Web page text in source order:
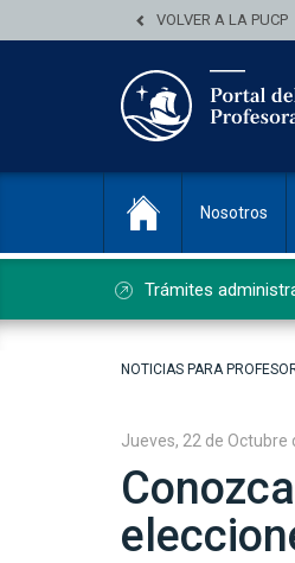
VOLVER A LA PUCP
Nosotros
Trámites
NOTICIAS PARA
Jueves, 22 de Octubre